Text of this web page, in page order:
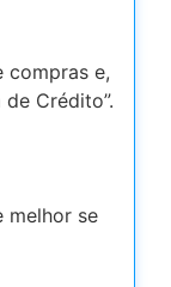
compras e,
Crédito”.
melhor se